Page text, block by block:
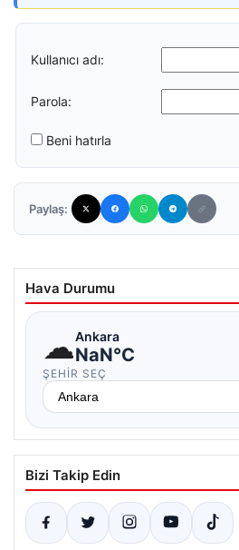
Kullanıcı adı:
Parola:
Beni hatırla
Paylaş:
Hava Durumu
☁Ankara
NaN°C
ŞEHIR SEÇ
Bizi Takip Edin